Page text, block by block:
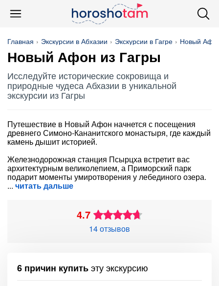
Главная Экскурсии в Абхазии Экскурсии в Гагре Новый
Новый Афон из Гагры
Исследуйте исторические сокровища и
природные чудеса Абхазии в уникальной
экскурсии из Гагры
Путешествие в Новый Афон начнется с посещения
древнего Симоно-Кананитского монастыря, где каждый
камень дышит историей.
Железнодорожная станция Псырцха встретит вас
архитектурным великолепием, а Приморский парк
подарит моменты умиротворения у лебединого озера.
читать дальше
4.7
14 отзывов
6 причин купитьэту экскурсию